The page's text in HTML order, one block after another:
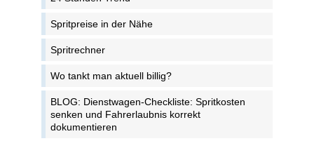
Spritpreise in der Nähe
Spritrechner
Wo tankt man aktuell billig?
BLOG: Dienstwagen-Checkliste: Spritkosten
senken und Fahrerlaubnis korrekt
dokumentieren